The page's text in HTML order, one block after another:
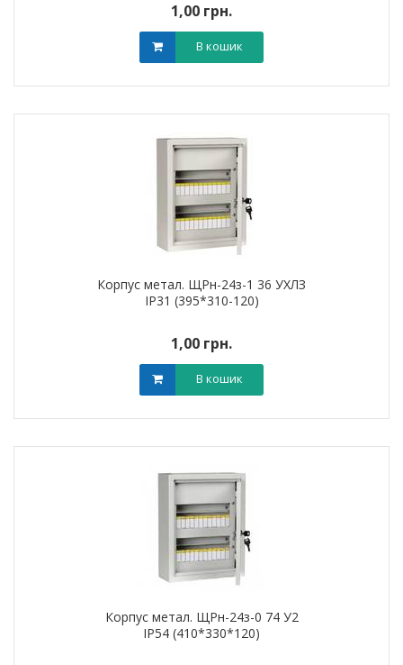
1,00 грн.
В кошик
Корпус метал. ЩРн-24з-1 36 УХЛЗ
IP31 (395*310-120)
1,00 грн.
В кошик
Корпус метал. ЩРн-24з-0 74 У2
IP54 (410*330*120)